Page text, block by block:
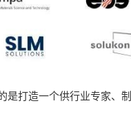
是打造一个供行业专家、